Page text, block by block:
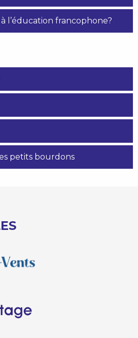
l’éducation francophone?
petits bourdons